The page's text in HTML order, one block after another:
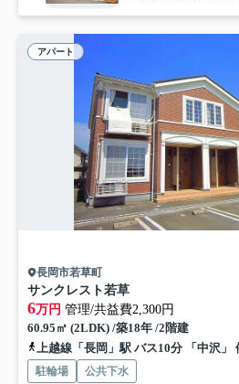
アパート
長岡市若草町
サンクレスト若草
6万円 管理/共益費2,300円
60.95㎡ (2LDK) /築18年 /2階建
上越線「長岡」駅 バス10分 「中沢」
駐輪場 公共下水